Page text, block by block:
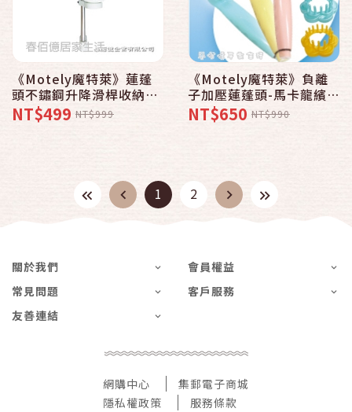
《Motely魔特萊》蓮蓬
頭不鏽鋼升降滑桿收納掛
架（白） ∥滑桿∥淋浴用
∥花灑掛座架∥皂盤∥沖
NT$499 NT$999
《Motely魔特萊》負離
子加壓蓮蓬頭-馬卡龍繽紛
色系+贈外銷德國款加壓
水槍3件式配件包
NT$650 NT$990
1 2
關於我們
會員權益
常見問題
客戶服務
友善連結
網購中心
集郵電子商城
隱私權政策
服務條款